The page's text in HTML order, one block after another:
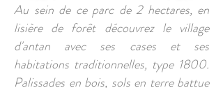
Au sein de ce parc de 2 hectares, en
lisière de forêt découvrez le village
d'antan avec ses cases et ses
habitations traditionnelles, type 1800.
Palissades en bois, sols en terre battue